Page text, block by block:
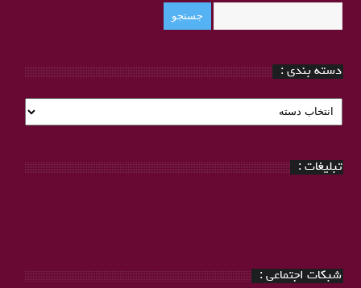
دسته بندی :
دسته
بندی
تبلیغات :
شبکات اجتماعی :